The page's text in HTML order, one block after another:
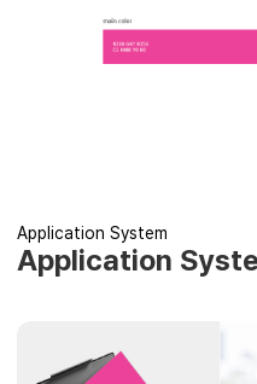
Application System
Application